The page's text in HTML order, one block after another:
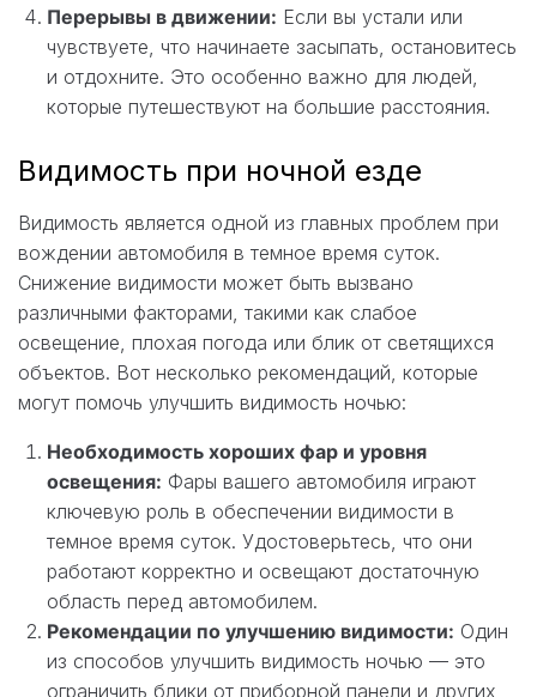
Перерывы в движении: Если вы устали или
чувствуете, что начинаете засыпать, остановитесь
и отдохните. Это особенно важно для людей,
которые путешествуют на большие расстояния.
Видимость при ночной езде
Видимость является одной из главных проблем при
вождении автомобиля в темное время суток.
Снижение видимости может быть вызвано
различными факторами, такими как слабое
освещение, плохая погода или блик от светящихся
объектов. Вот несколько рекомендаций, которые
могут помочь улучшить видимость ночью:
Необходимость хороших фар и уровня
освещения: Фары вашего автомобиля играют
ключевую роль в обеспечении видимости в
темное время суток. Удостоверьтесь, что они
работают корректно и освещают достаточную
область перед автомобилем.
Рекомендации по улучшению видимости: Один
из способов улучшить видимость ночью — это
ограничить блики от приборной панели и других